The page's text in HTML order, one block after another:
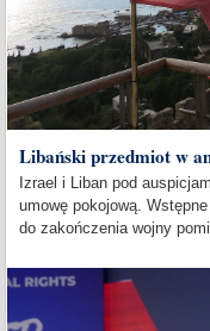
Libański przedmiot w
Izrael i Liban pod
umowę pokojową.
do zakończenia wojny